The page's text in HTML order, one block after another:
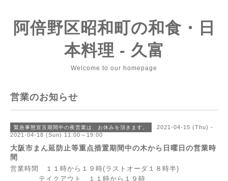
阿倍野区昭和町の和食・日
本料理 - 久富
Welcome to our homepage
営業のお知らせ
緊急事態宣言期間中の夜営業は、お休みを頂きます。
2021-04-15 (Thu) -
2021-04-18 (Sun) 11:00～19:00
大阪市まん延防止等重点措置期間中の木から日曜日の営業時
間
営業時間 １１時から１９時(ラストオーダ１８時半)
テイクアウト １１時から１９時